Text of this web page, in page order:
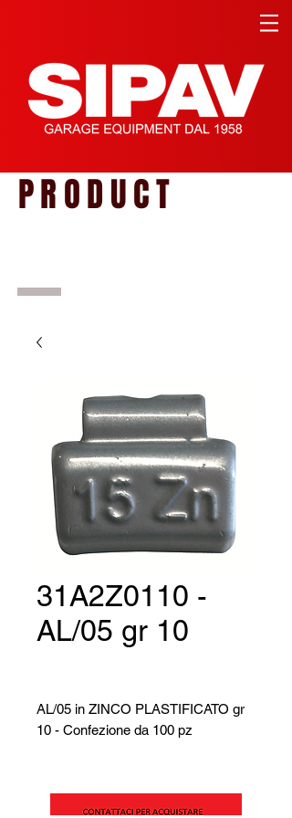
PRODUCT
31A2Z0110 -
AL/05 gr 10
AL/05 in ZINCO PLASTIFICATO gr
10 - Confezione da 100 pz